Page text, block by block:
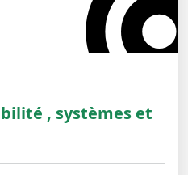
, systèmes et